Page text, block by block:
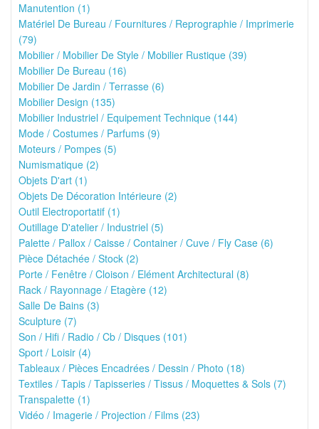
Manutention (1)
Matériel De Bureau / Fournitures / Reprographie / Imprimerie
(79)
Mobilier / Mobilier De Style / Mobilier Rustique (39)
Mobilier De Bureau (16)
Mobilier De Jardin / Terrasse (6)
Mobilier Design (135)
Mobilier Industriel / Equipement Technique (144)
Mode / Costumes / Parfums (9)
Moteurs / Pompes (5)
Numismatique (2)
Objets D'art (1)
Objets De Décoration Intérieure (2)
Outil Electroportatif (1)
Outillage D'atelier / Industriel (5)
Palette / Pallox / Caisse / Container / Cuve / Fly Case (6)
Pièce Détachée / Stock (2)
Porte / Fenêtre / Cloison / Elément Architectural (8)
Rack / Rayonnage / Etagère (12)
Salle De Bains (3)
Sculpture (7)
Son / Hifi / Radio / Cb / Disques (101)
Sport / Loisir (4)
Tableaux / Pièces Encadrées / Dessin / Photo (18)
Textiles / Tapis / Tapisseries / Tissus / Moquettes & Sols (7)
Transpalette (1)
Vidéo / Imagerie / Projection / Films (23)